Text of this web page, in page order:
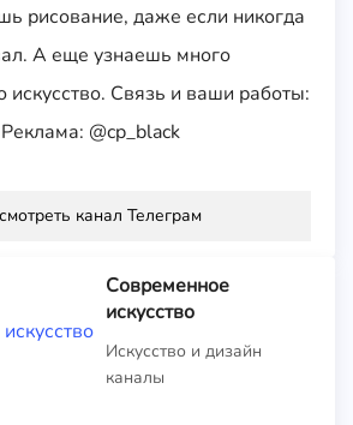
рисование, даже если никогда
А еще узнаешь много
искусство. Связь и ваши работы:
@cp_black
канал Телеграм
Современное
искусство
Искусство и дизайн
каналы